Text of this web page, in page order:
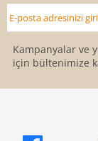
Kampanyalar ve
için bültenimize